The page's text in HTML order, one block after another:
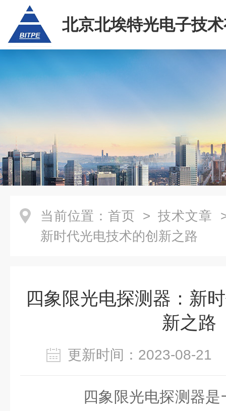
北京北埃特光电子技
任公司
当前位置： 首页 > 技术文章
新时代光电技术的创新之路
四象限光电探测器：新
新之路
更新时间：2023-08-
四象限光电探测器是